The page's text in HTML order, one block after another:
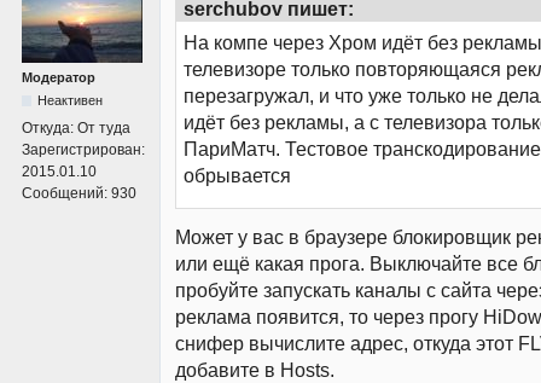
Модератор
Неактивен
Откуда: От туда
Зарегистрирован:
2015.01.10
Сообщений: 930
serchubov пишет:
На компе через Хром идёт без
телевизоре только повторяющаяся
перезагружал, и что уже только не
идёт без рекламы, а с телевизора
ПариМатч. Тестовое
обрывается
Может у вас в браузере блокировщик
или ещё какая прога. Выключайте все
пробуйте запускать каналы с сайта
реклама появится, то через прогу
снифер вычислите адрес, откуда этот
добавите в Hosts.